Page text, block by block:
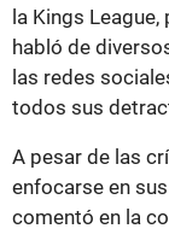
la Kings
habló de
las redes
todos sus
A pesar de las
enfocarse en
comentó en la